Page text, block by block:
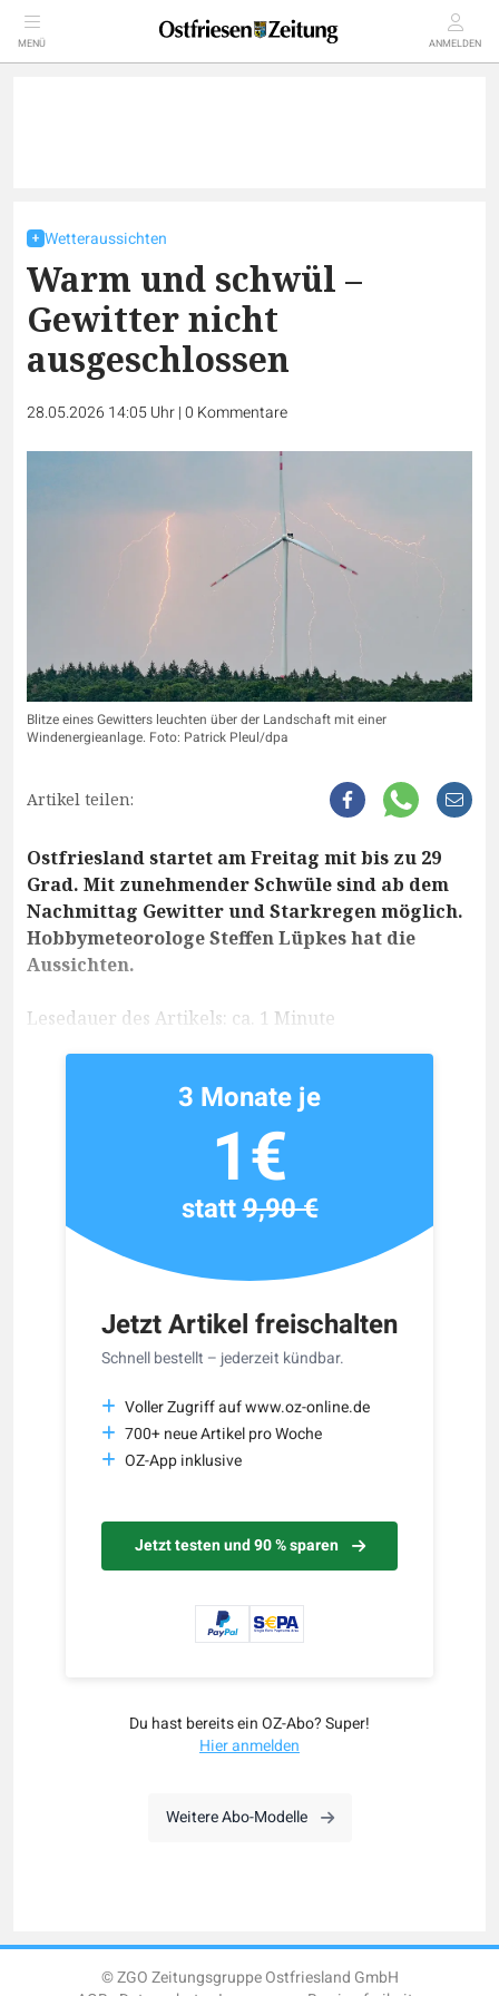
MENÜ ANMELDEN
Wetteraussichten
Warm und schwül –
Gewitter nicht
ausgeschlossen
28.05.2026 14:05 Uhr|0 Kommentare
Blitze eines Gewitters leuchten über der Landschaft mit einer
Windenergieanlage. Foto: Patrick Pleul/dpa
Artikel teilen:
Ostfriesland startet am Freitag mit bis zu 29
Grad. Mit zunehmender Schwüle sind ab dem
Nachmittag Gewitter und Starkregen möglich.
Hobbymeteorologe Steffen Lüpkes hat die
Aussichten.
Lesedauer des Artikels: ca. 1 Minute
Jetzt Artikel freischalten
Schnell bestellt – jederzeit kündbar.
Voller Zugriff auf www.oz-online.de
700+ neue Artikel pro Woche
OZ-App inklusive
Jetzt testen und 90 % sparen
3 Monate je
1€
statt9,90 €
Du hast bereits ein OZ-Abo? Super!
Hier anmelden
Weitere Abo-Modelle
© ZGO Zeitungsgruppe Ostfriesland GmbH